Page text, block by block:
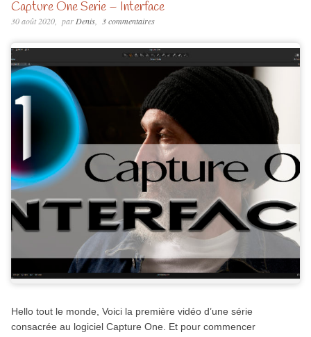
Capture One Serie – Interface
30 août 2020 parDenis 3 commentaires
Hello tout le monde, Voici la première vidéo d’une série
consacrée au logiciel Capture One. Et pour commencer